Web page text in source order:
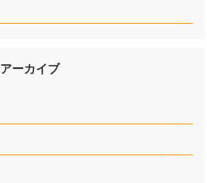
アーカイブ